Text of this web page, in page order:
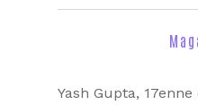
Yash Gupta,